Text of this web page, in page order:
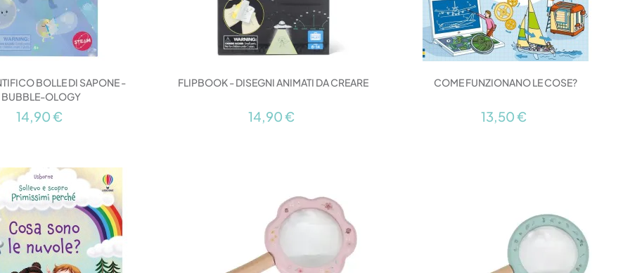
BOLLE DI SAPONE -
BUBBLE-OLOGY
14,90 €
FLIPBOOK - DISEGNI ANIMATI DA CREARE
14,90 €
COME FUNZIONANO LE COSE?
13,50 €